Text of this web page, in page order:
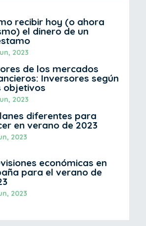
recibir hoy (o ahora
el dinero de un
2023
de los mercados
Inversores según
objetivos
2023
diferentes para
en verano de 2023
2023
económicas en
para el verano de
2023